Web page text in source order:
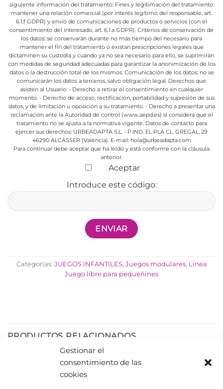
Gestionar el
consentimiento de las
cookies
siguiente información del tratamiento:Fines y legitimación del tratamiento:
mantener una relación comercial (por interés legítimo del responsable, art.
6.1.f GDPR) y envío de comunicaciones de productos o servicios (con el
consentimiento del interesado, art. 6.1.a GDPR). Criterios de conservación de
los datos: se conservarán durante no más tiempo del necesario para
mantener el fin del tratamiento o existan prescripciones legales que
dictaminen su custodia y cuando ya no sea necesario para ello, se suprimirán
con medidas de seguridad adecuadas para garantizar la anonimización de los
datos o la destrucción total de los mismos. Comunicación de los datos: no se
comunicarán los datos a terceros, salvo obligación legal. Derechos que
asisten al Usuario: - Derecho a retirar el consentimiento en cualquier
momento. - Derecho de acceso, rectificación, portabilidad y supresión de sus
datos, y de limitación u oposición a su tratamiento. - Derecho a presentar una
reclamación ante la Autoridad de control (www.aepd.es) si considera que el
tratamiento no se ajusta a la normativa vigente. Datos de contacto para
ejercer sus derechos: URBEADAPTA S.L. - P.IND. EL PLÁ CL. GREGAL, 29
46290 ALCÁSSER (València). E-mail: hola@urbeadapta.com
Para continuar debe aceptar que ha leído y está conforme con la cláusula
anterior.
Aceptar
Introduce este código:
Categorías: JUEGOS INFANTILES, Juegos modulares, Línea
Juego libre para pequeñines
PRODUCTOS RELACIONADOS